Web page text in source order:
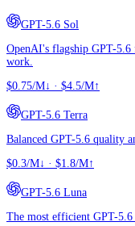
GPT-5.6 Sol
OpenAI's flagship GPT-5.6
work.
$0.75/M↓ · $4.5/M↑
GPT-5.6 Terra
Balanced GPT-5.6 quality
$0.3/M↓ · $1.8/M↑
GPT-5.6 Luna
The most efficient GPT-